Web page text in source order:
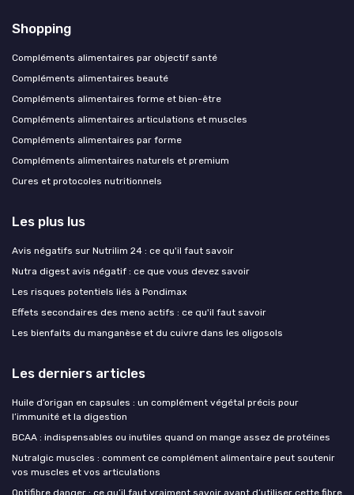
Shopping
Compléments alimentaires par objectif santé
Compléments alimentaires beauté
Compléments alimentaires forme et bien-être
Compléments alimentaires articulations et muscles
Compléments alimentaires par forme
Compléments alimentaires naturels et premium
Cures et protocoles nutritionnels
Les plus lus
Avis négatifs sur Nutrilim 24 : ce qu'il faut savoir
Nutra digest avis négatif : ce que vous devez savoir
Les risques potentiels liés à Pondimax
Effets secondaires des meno actifs : ce qu'il faut savoir
Les bienfaits du manganèse et du cuivre dans les oligosols
Les derniers articles
Huile d’origan en capsules : un complément végétal précis pour
l’immunité et la digestion
BCAA : indispensables ou inutiles quand on mange assez de protéines
Nutralgic muscles : comment ce complément alimentaire peut soutenir
vos muscles et vos articulations
Optifibre danger : ce qu’il faut vraiment savoir avant d’utiliser cette fibre